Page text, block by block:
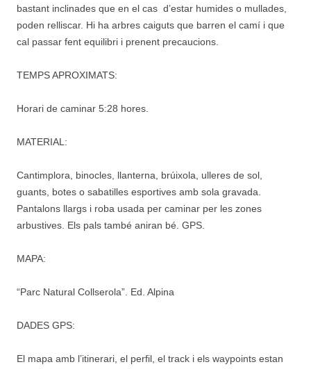
bastant inclinades que en el cas d’estar humides o mullades,
poden relliscar. Hi ha arbres caiguts que barren el camí i que
cal passar fent equilibri i prenent precaucions.
TEMPS APROXIMATS:
Horari de caminar 5:28 hores.
MATERIAL:
Cantimplora, binocles, llanterna, brúixola, ulleres de sol,
guants, botes o sabatilles esportives amb sola gravada.
Pantalons llargs i roba usada per caminar per les zones
arbustives. Els pals també aniran bé. GPS.
MAPA:
“Parc Natural Collserola”. Ed. Alpina
DADES GPS:
El mapa amb l’itinerari, el perfil, el track i els waypoints estan